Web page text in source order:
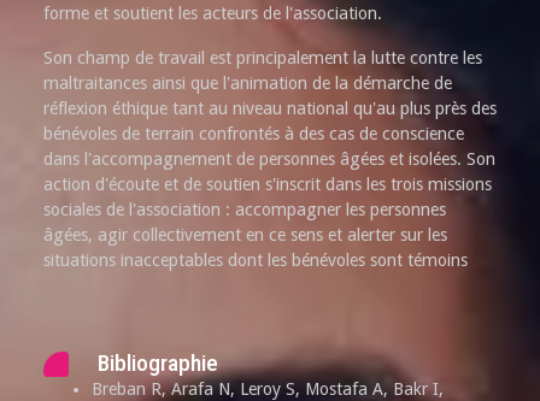
forme et soutient les acteurs de l'association.
Son champ de travail est principalement la lutte contre les
maltraitances ainsi que l'animation de la démarche de
réflexion éthique tant au niveau national qu'au plus près des
bénévoles de terrain confrontés à des cas de conscience
dans l'accompagnement de personnes âgées et isolées. Son
action d'écoute et de soutien s'inscrit dans les trois missions
sociales de l'association : accompagner les personnes
âgées, agir collectivement en ce sens et alerter sur les
situations inacceptables dont les bénévoles sont témoins
Bibliographie
Breban R, Arafa N, Leroy S, Mostafa A, Bakr I,